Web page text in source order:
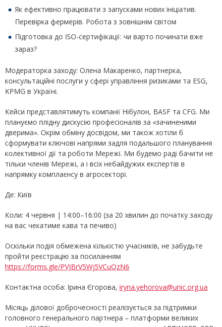
Як ефективно працювати з запусками нових ініціатив.
Перевірка фермерів. Робота з зовнішнім світом
Підготовка до ISO-сертифікації: чи варто починати вже
зараз?
Модераторка заходу: Олена Макаренко, партнерка,
консультаційні послуги у сфері управління ризиками та ESG,
KPMG в Україні.
Кейси представлятимуть компанії Нібулон, BASF та CFG. Ми
плануємо плідну дискусію професіоналів за «зачиненими
дверима». Окрім обміну досвідом, ми також хотіли б
сформувати ключові напрями задля подальшого планування
колективної дії та роботи Мережі. Ми будемо раді бачити не
тільки членів Мережі, а і всіх небайдужих експертів в
напрямку комплаєнсу в агросекторі.
Де: Київ
Коли: 4 червня | 14:00–16:00 (за 20 хвилин до початку заходу
на вас чекатиме кава та печиво)
Оскільки подія обмежена кількістю учасників, не забудьте
пройти реєстрацію за посиланням
https://forms.gle/PVJBrV5Wj5VCuQzN6
Контактна особа: Ірина Єгорова, iryna.yehorova@unic.org.ua
Місяць ділової доброчесності реалізується за підтримки
головного генерального партнера – платформи великих